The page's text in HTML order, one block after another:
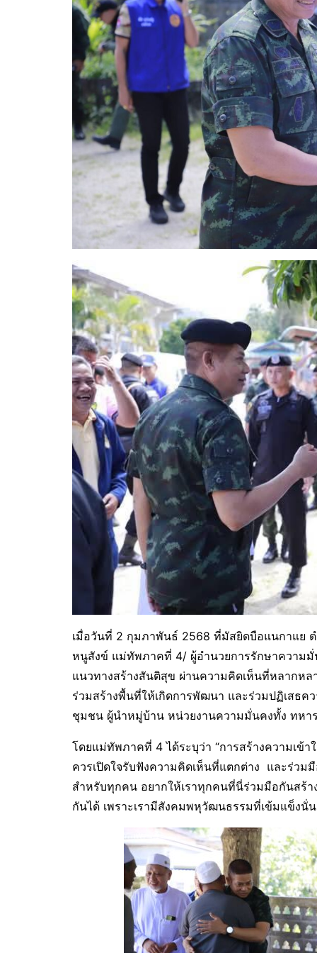
เมื่อวันที่ 2 กุมภาพันธ์ 2568 ที่มัสยิดบือแนกาแย
หนูสังข์ แม่ทัพภาคที่ 4/ ผู้อำนวยการรักษาความ
แนวทางสร้างสันติสุข ผ่านความคิดเห็นที่หลากห
ร่วมสร้างพื้นที่ให้เกิดการพัฒนา และร่วมปฏิเสธ
ชุมชน ผู้นำหมู่บ้าน หน่วยงานความมั่นคงทั้ง ทหา
โดยแม่ทัพภาคที่ 4 ได้ระบุว่า “การสร้างความเข้
ควรเปิดใจรับฟังความคิดเห็นที่แตกต่าง และร่ว
สำหรับทุกคน อยากให้เราทุกคนที่นี่ร่วมมือกันสร้
กันได้ เพราะเรามีสังคมพหุวัฒนธรรมที่เข้มแข็งนั่น